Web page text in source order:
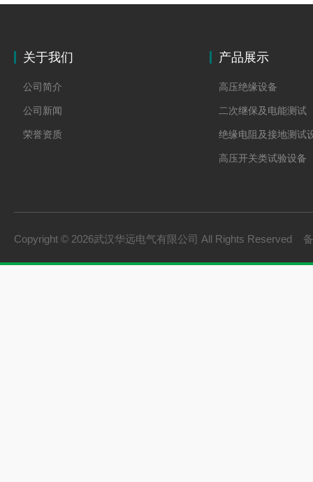
关于我们
公司简介
公司新闻
荣誉资质
产品展示
高压绝缘设备
二次继保及电能测试
绝缘电阻及接地测试
高压开关类试验设备
Copyright © 2026武汉华远电气有限公司 All Rights Reserved